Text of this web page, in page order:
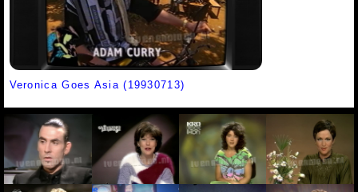
Veronica Goes Asia (19930713)